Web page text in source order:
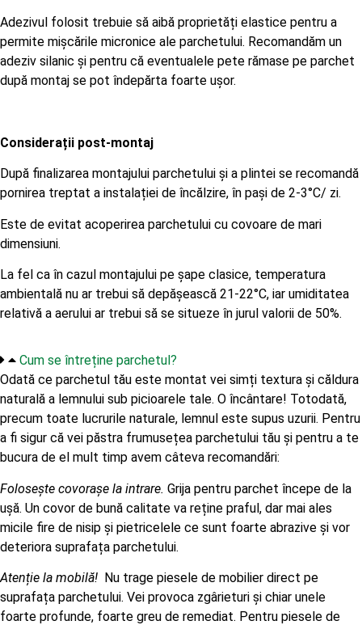
Adezivul folosit trebuie să aibă proprietăți elastice pentru a
permite mișcările micronice ale parchetului. Recomandăm un
adeziv silanic și pentru că eventualele pete rămase pe parchet
după montaj se pot îndepărta foarte ușor.
Considerații post-montaj
După finalizarea montajului parchetului și a plintei se recomandă
pornirea treptat a instalației de încălzire, în pași de 2-3°C/ zi.
Este de evitat acoperirea parchetului cu covoare de mari
dimensiuni.
La fel ca în cazul montajului pe șape clasice, temperatura
ambientală nu ar trebui să depășească 21-22°C, iar umiditatea
relativă a aerului ar trebui să se situeze în jurul valorii de 50%.
Cum se întreține parchetul?
Odată ce parchetul tău este montat vei simți textura și căldura
naturală a lemnului sub picioarele tale. O încântare! Totodată,
precum toate lucrurile naturale, lemnul este supus uzurii. Pentru
a fi sigur că vei păstra frumusețea parchetului tău și pentru a te
bucura de el mult timp avem câteva recomandări:
Folosește covorașe la intrare. Grija pentru parchet începe de la
ușă. Un covor de bună calitate va reține praful, dar mai ales
micile fire de nisip și pietricelele ce sunt foarte abrazive și vor
deteriora suprafața parchetului.
Atenție la mobilă! Nu trage piesele de mobilier direct pe
suprafața parchetului. Vei provoca zgârieturi și chiar unele
foarte profunde, foarte greu de remediat. Pentru piesele de